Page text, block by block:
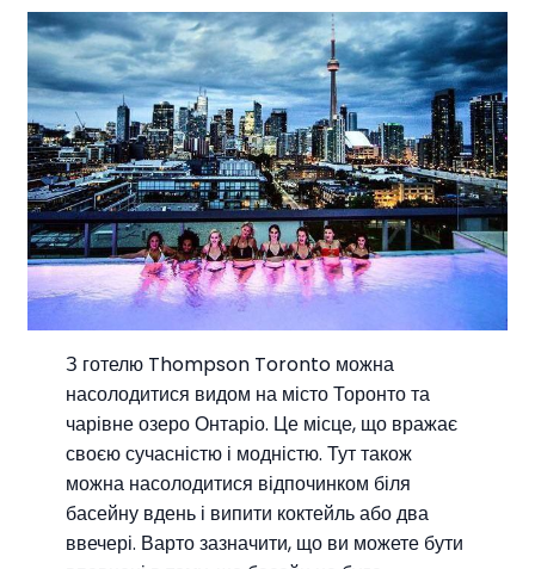
З готелю Thompson Toronto можна
насолодитися видом на місто Торонто та
чарівне озеро Онтаріо. Це місце, що вражає
своєю сучасністю і модністю. Тут також
можна насолодитися відпочинком біля
басейну вдень і випити коктейль або два
ввечері. Варто зазначити, що ви можете бути